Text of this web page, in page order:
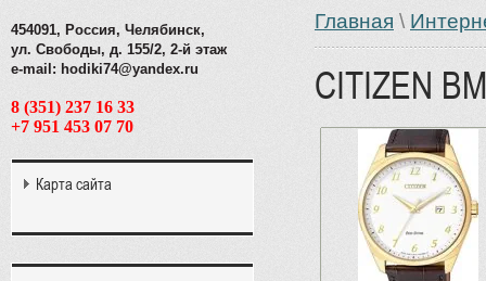
Главная \
CITIZEN
454091, Россия, Челябинск,
ул. Свободы, д. 155/2, 2-й этаж
e-mail: hodiki74@yandex.ru
8 (351) 237 16 33
+7 951 453 07 70
Карта сайта